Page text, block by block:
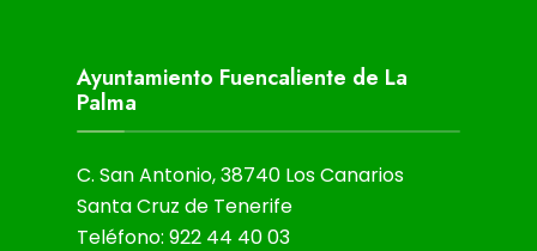
Ayuntamiento Fuencaliente de La
Palma
C. San Antonio, 38740 Los Canarios
Santa Cruz de Tenerife
Teléfono: 922 44 40 03